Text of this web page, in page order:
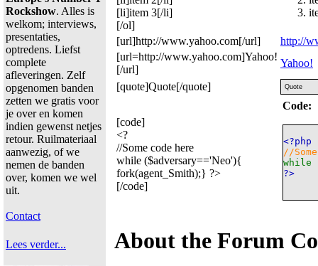
Rockshow. Alles is
welkom; interviews,
presentaties,
optredens. Liefst
complete
afleveringen. Zelf
opgenomen banden
zetten we gratis voor
je over en komen
indien gewenst netjes
retour. Ruilmateriaal
aanwezig, of we
nemen de banden
over, komen we wel
uit.
Contact
Lees verder...
[li]item 3[/li]
[/ol]
[url]http://www.yahoo.com[/url]
http://
[url=http://www.yahoo.com]Yahoo!
[/url]
Yahoo!
[quote]Quote[/quote]
Quote
[code]
<?
//Some code here
while ($adversary=='Neo'){
fork(agent_Smith);} ?>
[/code]
Code:
<?php
//
while
?>
About the Forum